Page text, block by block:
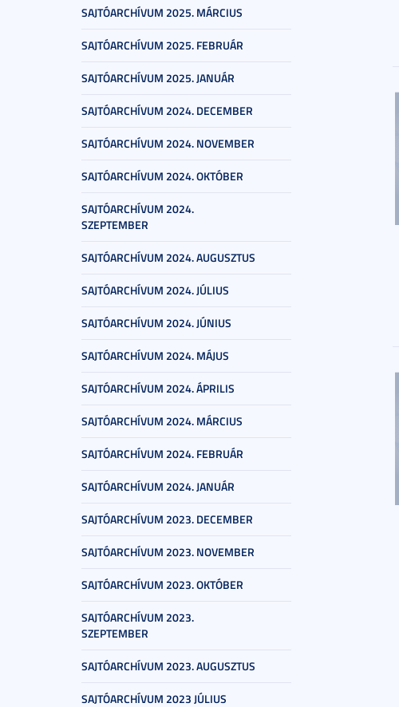
SAJTÓARCHÍVUM 2025. MÁRCIUS
SAJTÓARCHÍVUM 2025. FEBRUÁR
SAJTÓARCHÍVUM 2025. JANUÁR
SAJTÓARCHÍVUM 2024. DECEMBER
SAJTÓARCHÍVUM 2024. NOVEMBER
SAJTÓARCHÍVUM 2024. OKTÓBER
SAJTÓARCHÍVUM 2024.
SZEPTEMBER
SAJTÓARCHÍVUM 2024. AUGUSZTUS
SAJTÓARCHÍVUM 2024. JÚLIUS
SAJTÓARCHÍVUM 2024. JÚNIUS
SAJTÓARCHÍVUM 2024. MÁJUS
SAJTÓARCHÍVUM 2024. ÁPRILIS
SAJTÓARCHÍVUM 2024. MÁRCIUS
SAJTÓARCHÍVUM 2024. FEBRUÁR
SAJTÓARCHÍVUM 2024. JANUÁR
SAJTÓARCHÍVUM 2023. DECEMBER
SAJTÓARCHÍVUM 2023. NOVEMBER
SAJTÓARCHÍVUM 2023. OKTÓBER
SAJTÓARCHÍVUM 2023.
SZEPTEMBER
SAJTÓARCHÍVUM 2023. AUGUSZTUS
SAJTÓARCHÍVUM 2023 JÚLIUS